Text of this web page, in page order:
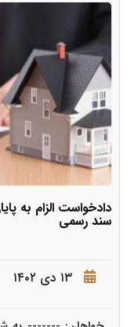
دادخواست الزام به
سند رسمی
۱۳ دی ۱۴۰۲